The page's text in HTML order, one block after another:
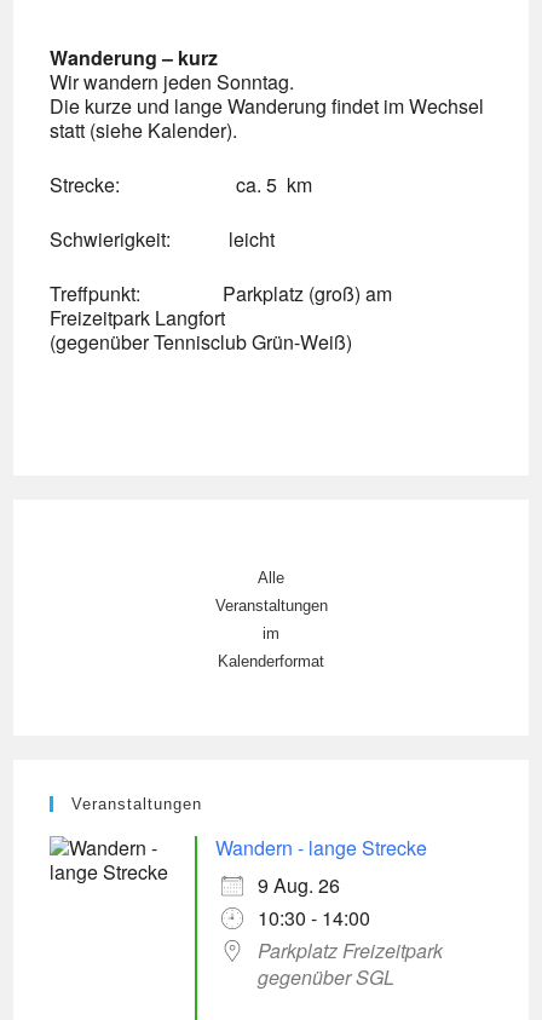
Wanderung – kurz
Wir wandern jeden Sonntag.
Die kurze und lange Wanderung findet im Wechsel
statt (siehe Kalender).
Strecke: ca. 5 km
Schwierigkeit: leicht
Treffpunkt: Parkplatz (groß) am
Freizeitpark Langfort
(gegenüber Tennisclub Grün-Weiß)
Alle
Veranstaltungen
im
Kalenderformat
Veranstaltungen
Wandern - lange Strecke
9 Aug. 26
10:30 - 14:00
Parkplatz Freizeitpark
gegenüber SGL